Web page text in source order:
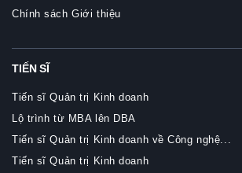
Chính sách Giới thiệu
TIẾN SĨ
Tiến sĩ Quản trị Kinh doanh
Lộ trình từ MBA lên DBA
Tiến sĩ Quản trị Kinh doanh về Công nghệ...
Tiến sĩ Quản trị Kinh doanh